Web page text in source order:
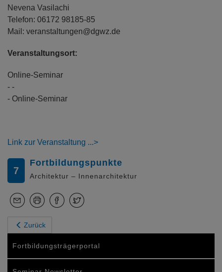
Nevena Vasilachi
Telefon: 06172 98185-85
Mail: veranstaltungen@dgwz.de
Veranstaltungsort:
Online-Seminar
- -
- Online-Seminar
Link zur Veranstaltung
7
Fortbildungspunkte
Architektur – Innenarchitektur
Zurück
Fortbildungsträgerportal